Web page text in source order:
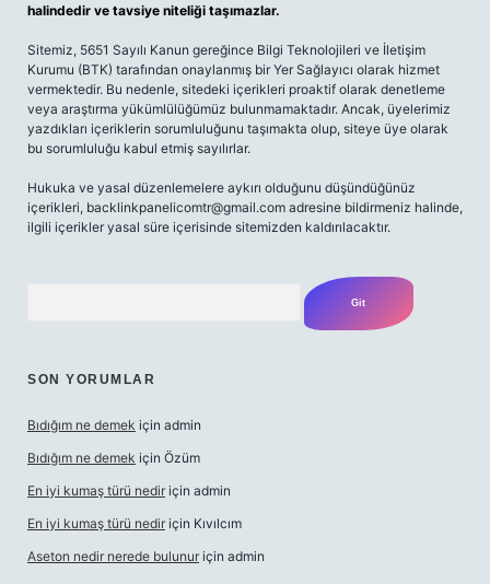
halindedir ve tavsiye niteliği taşımazlar.
Sitemiz, 5651 Sayılı Kanun gereğince Bilgi Teknolojileri ve İletişim
Kurumu (BTK) tarafından onaylanmış bir Yer Sağlayıcı olarak hizmet
vermektedir. Bu nedenle, sitedeki içerikleri proaktif olarak denetleme
veya araştırma yükümlülüğümüz bulunmamaktadır. Ancak, üyelerimiz
yazdıkları içeriklerin sorumluluğunu taşımakta olup, siteye üye olarak
bu sorumluluğu kabul etmiş sayılırlar.
Hukuka ve yasal düzenlemelere aykırı olduğunu düşündüğünüz
içerikleri, backlinkpanelicomtr@gmail.com adresine bildirmeniz halinde,
ilgili içerikler yasal süre içerisinde sitemizden kaldırılacaktır.
SON YORUMLAR
Bıdığım ne demek için admin
Bıdığım ne demek için Özüm
En iyi kumaş türü nedir için admin
En iyi kumaş türü nedir için Kıvılcım
Aseton nedir nerede bulunur için admin